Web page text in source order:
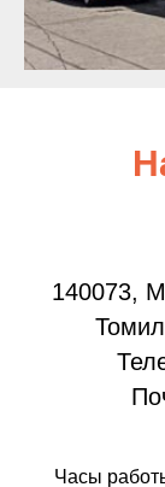
140073,
Часы